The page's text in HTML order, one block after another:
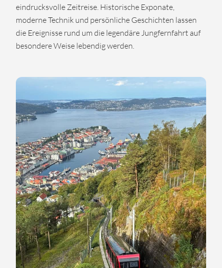
eindrucksvolle Zeitreise. Historische Exponate,
moderne Technik und persönliche Geschichten lassen
die Ereignisse rund um die legendäre Jungfernfahrt auf
besondere Weise lebendig werden.